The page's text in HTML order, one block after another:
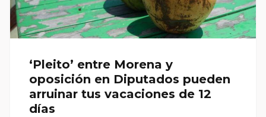
‘Pleito’ entre Morena y
oposición en Diputados pueden
arruinar tus vacaciones de 12
días